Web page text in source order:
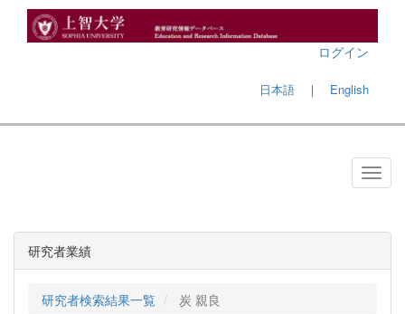
ログイン
日本語 ｜ English
研究者業績
研究者検索結果一覧 炭 親良